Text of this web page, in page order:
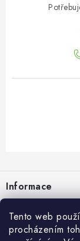
Tento web
procházením
p
a
Informace
Doprava a platba
Velkoobchod
Botanic